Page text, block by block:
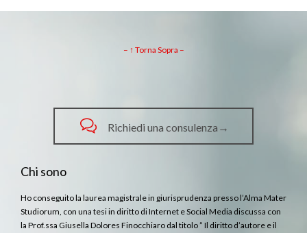
– ↑ Torna Sopra –
 Richiedi una consulenza→
Chi sono
Ho conseguito la laurea magistrale in giurisprudenza presso l’Alma Mater
Studiorum, con una tesi in diritto di Internet e Social Media discussa con
la Prof.ssa Giusella Dolores Finocchiaro dal titolo ” Il diritto d’autore e il